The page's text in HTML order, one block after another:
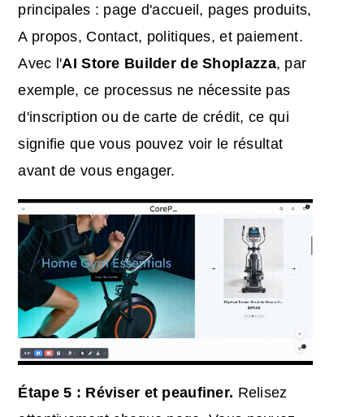
principales : page d'accueil, pages produits,
A propos, Contact, politiques, et paiement.
Avec l'AI Store Builder de Shoplazza, par
exemple, ce processus ne nécessite pas
d'inscription ou de carte de crédit, ce qui
signifie que vous pouvez voir le résultat
avant de vous engager.
Étape 5 : Réviser et peaufiner. Relisez